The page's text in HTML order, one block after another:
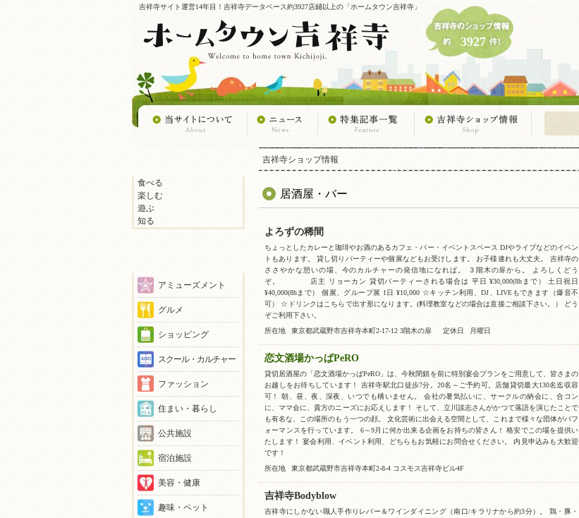
吉祥寺サイト運営14年目！吉祥寺データベース約3927店鋪以上の「ホームタウン吉祥寺」
3927
食べる
楽しむ
遊ぶ
知る
アミューズメント
グルメ
ショッピング
スクール・カルチャー
ファッション
住まい・暮らし
公共施設
宿泊施設
美容・健康
趣味・ペット
吉祥寺ショップ情報
居酒屋・バー
よろずの稀間
ちょっとしたカレーと珈琲やお酒のあるカフェ・バー・イベントスペース DJやライブなどのイベン
トもあります。 貸し切りパーティーや個展などもお受けします。 お子様連れも大丈夫。 吉祥寺の
ささやかな憩いの場、今のカルチャーの発信地になれば。 ３階木の扉から。 よろしくどう
ぞ。 店主 リョーカン 貸切パーティーされる場合は 平日 ¥30,000(8hまで） 土日祝日
¥40,000(8hまで） 個展、グループ展 1日 ¥10,000 ☆キッチン利用、DJ、LIVEもできます（爆音不
可） ☆ドリンクはこちらで出す形になります。(料理教室などの場合は直接ご相談下さい。） どう
ぞご利用下さい。
所在地
東京都武蔵野市吉祥寺本町2-17-12 3階木の扉 定休日 月曜日
恋文酒場かっぱPeRO
貸切居酒屋の「恋文酒場かっぱPeRO」は、今秋閉鎖を前に特別宴会プランをご用意して、皆さまの
お越しをお待ちしています！ 吉祥寺駅北口徒歩7分。20名～ご予約可。店舗貸切最大130名迄収容
可！ 朝、昼、夜、深夜、いつでも構いません。 会社の暑気払いに、サークルの納会に、合コン
に、ママ会に、貴方のニーズにお応えします！ そして、立川談志さんがかつて落語を演じたことで
も有名な、この場所のもう一つの顔。 文化芸術に出会える空間として、これまで様々な団体がパフ
ォーマンスを行っています。 6～9月に何か出来る企画をお持ちの皆さん！ 格安でこの場を提供い
たします！ 宴会利用、イベント利用、どちらもお気軽にお問合せください。 内見申込みも大歓迎
です！
所在地
東京都武蔵野市吉祥寺本町2-8-4 コスモス吉祥寺ビル4F
吉祥寺Bodyblow
吉祥寺にしかない職人手作りレバー＆ワインダイニング（南口/キラリナから約3分）。 鶏・豚・